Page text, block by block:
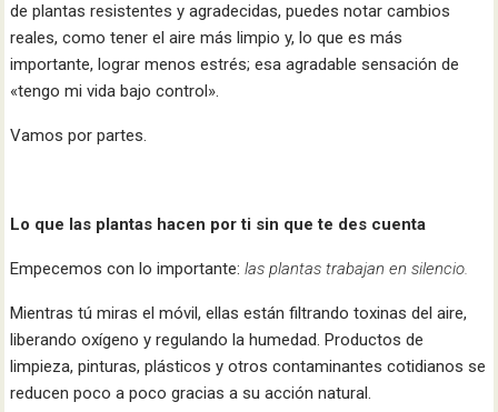
de plantas resistentes y agradecidas, puedes notar cambios
reales, como tener el aire más limpio y, lo que es más
importante, lograr menos estrés; esa agradable sensación de
«tengo mi vida bajo control».
Vamos por partes.
Lo que las plantas hacen por ti sin que te des cuenta
Empecemos con lo importante:las plantas trabajan en silencio.
Mientras tú miras el móvil, ellas están filtrando toxinas del aire,
liberando oxígeno y regulando la humedad. Productos de
limpieza, pinturas, plásticos y otros contaminantes cotidianos se
reducen poco a poco gracias a su acción natural.